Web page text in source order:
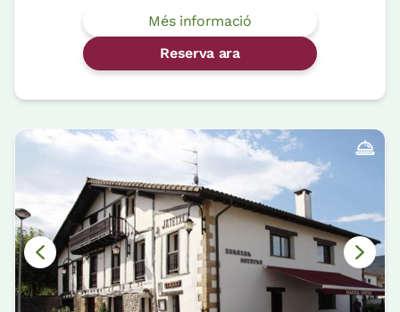
Més informació
Reserva ara